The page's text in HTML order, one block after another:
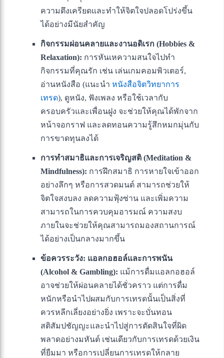
ความตึงเครียดและทำให้จิตใจปลอดโปร่งขึ้น
ได้อย่างมีนัยสำคัญ
กิจกรรมผ่อนคลายและงานอดิเรก (Hobbies &
Relaxation): การหันเหความสนใจไปทำ
กิจกรรมที่คุณรัก เช่น เล่นเกมคอมพิวเตอร์,
อ่านหนังสือ (แนะนำ หนังสือจิตวิทยาการ
เทรด), ดูหนัง, ฟังเพลง หรือใช้เวลากับ
ครอบครัวและเพื่อนฝูง จะช่วยให้คุณได้พักจาก
หน้าจอกราฟ และลดทอนความรู้สึกหมกมุ่นกับ
การขาดทุนลงได้
การทำสมาธิและการเจริญสติ (Meditation &
Mindfulness): การฝึกสมาธิ การหายใจเข้าออก
อย่างลึกๆ หรือการสวดมนต์ สามารถช่วยให้
จิตใจสงบลง ลดความฟุ้งซ่าน และเพิ่มความ
สามารถในการควบคุมอารมณ์ ความสงบ
ภายในจะช่วยให้คุณสามารถมองสถานการณ์
ได้อย่างเป็นกลางมากขึ้น
ข้อควรระวัง: แอลกอฮอล์และการพนัน
(Alcohol & Gambling): แม้การดื่มแอลกอฮอล์
อาจช่วยให้ผ่อนคลายได้ชั่วคราว แต่การดื่ม
หนักหรือนำไปผสมกับการเทรดนั้นเป็นสิ่งที่
ควรหลีกเลี่ยงอย่างยิ่ง เพราะจะบั่นทอน
สติสัมปชัญญะและนำไปสู่การตัดสินใจที่ผิด
พลาดอย่างมหันต์ เช่นเดียวกับการเทรดด้วยเงิน
ที่ยืมมา หรือการเปลี่ยนการเทรดให้กลาย